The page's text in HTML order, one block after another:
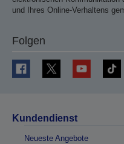
und Ihres Online-Verhaltens
Folgen
Kundendienst
Neueste Angebote